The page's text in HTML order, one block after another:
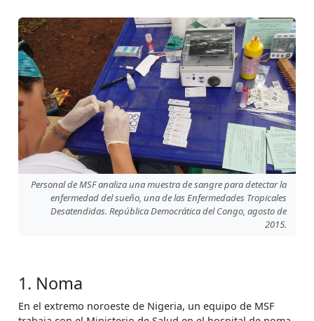
Personal de MSF analiza una muestra de sangre para detectar la
enfermedad del sueño, una de las Enfermedades Tropicales
Desatendidas. República Democrática del Congo, agosto de
2015.
1. Noma
En el extremo noroeste de Nigeria, un equipo de MSF